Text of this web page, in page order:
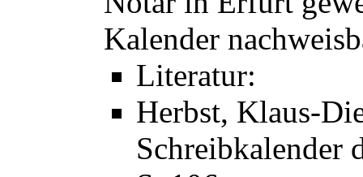
Kalender
Literatur:
Herbst, Klaus-
Schreibkalender